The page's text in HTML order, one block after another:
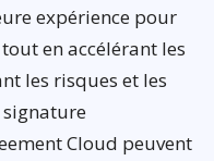
expérience pour
en accélérant les
les risques et les
signature
Cloud peuvent